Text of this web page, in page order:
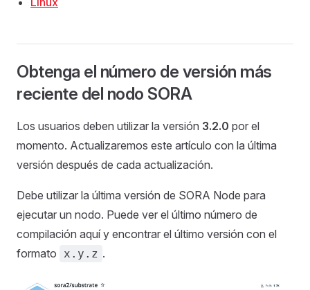
Obtenga el número de versión más
reciente del nodo SORA
Los usuarios deben utilizar la versión 3.2.0 por el
momento. Actualizaremos este artículo con la última
versión después de cada actualización.
Debe utilizar la última versión de SORA Node para
ejecutar un nodo. Puede ver el último número de
compilación aquí y encontrar el último versión con el
formato
x.y.z .